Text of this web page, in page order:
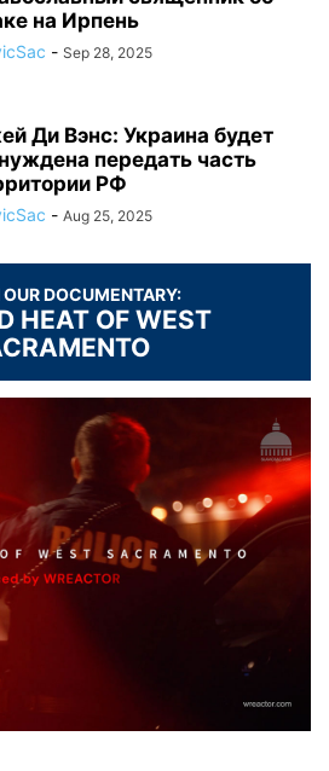
на Ирпень
- Sep 28, 2025
Ди Вэнс: Украина будет
передать часть
РФ
- Aug 25, 2025
DOCUMENTARY:
HEAT OF WEST